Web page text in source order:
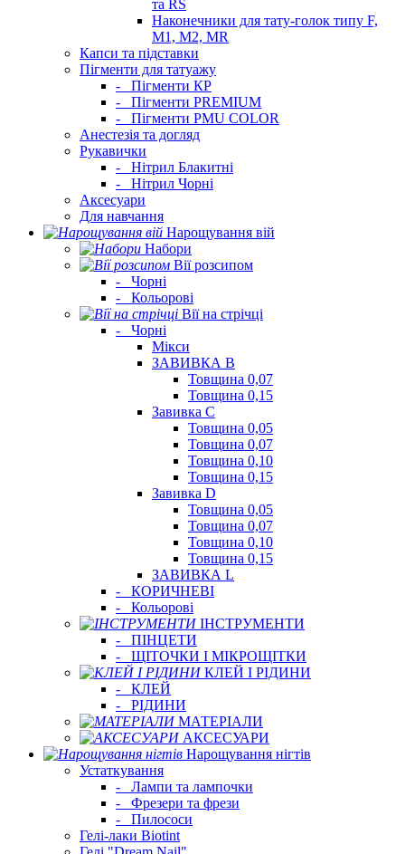
та RS
Наконечники для тату-голок типу F,
M1, M2, MR
Капси та підставки
Пігменти для татуажу
-
Пігменти КР
-
Пігменти PREMIUM
-
Пігменти PMU COLOR
Анестезія та догляд
Рукавички
-
Нітрил Блакитні
-
Нітрил Чорні
Аксесуари
Для навчання
Нарощування вій
Набори
Вії розсипом
-
Чорні
-
Кольорові
Вії на стрічці
-
Чорні
Мікси
ЗАВИВКА В
Товщина 0,07
Товщина 0,15
Завивка C
Товщина 0,05
Товщина 0,07
Товщина 0,10
Товщина 0,15
Завивка D
Товщина 0,05
Товщина 0,07
Товщина 0,10
Товщина 0,15
ЗАВИВКА L
-
КОРИЧНЕВІ
-
Кольорові
ІНСТРУМЕНТИ
-
ПІНЦЕТИ
-
ЩІТОЧКИ І МІКРОЩІТКИ
КЛЕЙ І РІДИНИ
-
КЛЕЙ
-
РІДИНИ
МАТЕРІАЛИ
АКСЕСУАРИ
Нарощування нігтів
Устаткування
-
Лампи та лампочки
-
Фрезери та фрези
-
Пилососи
Гелі-лаки Biotint